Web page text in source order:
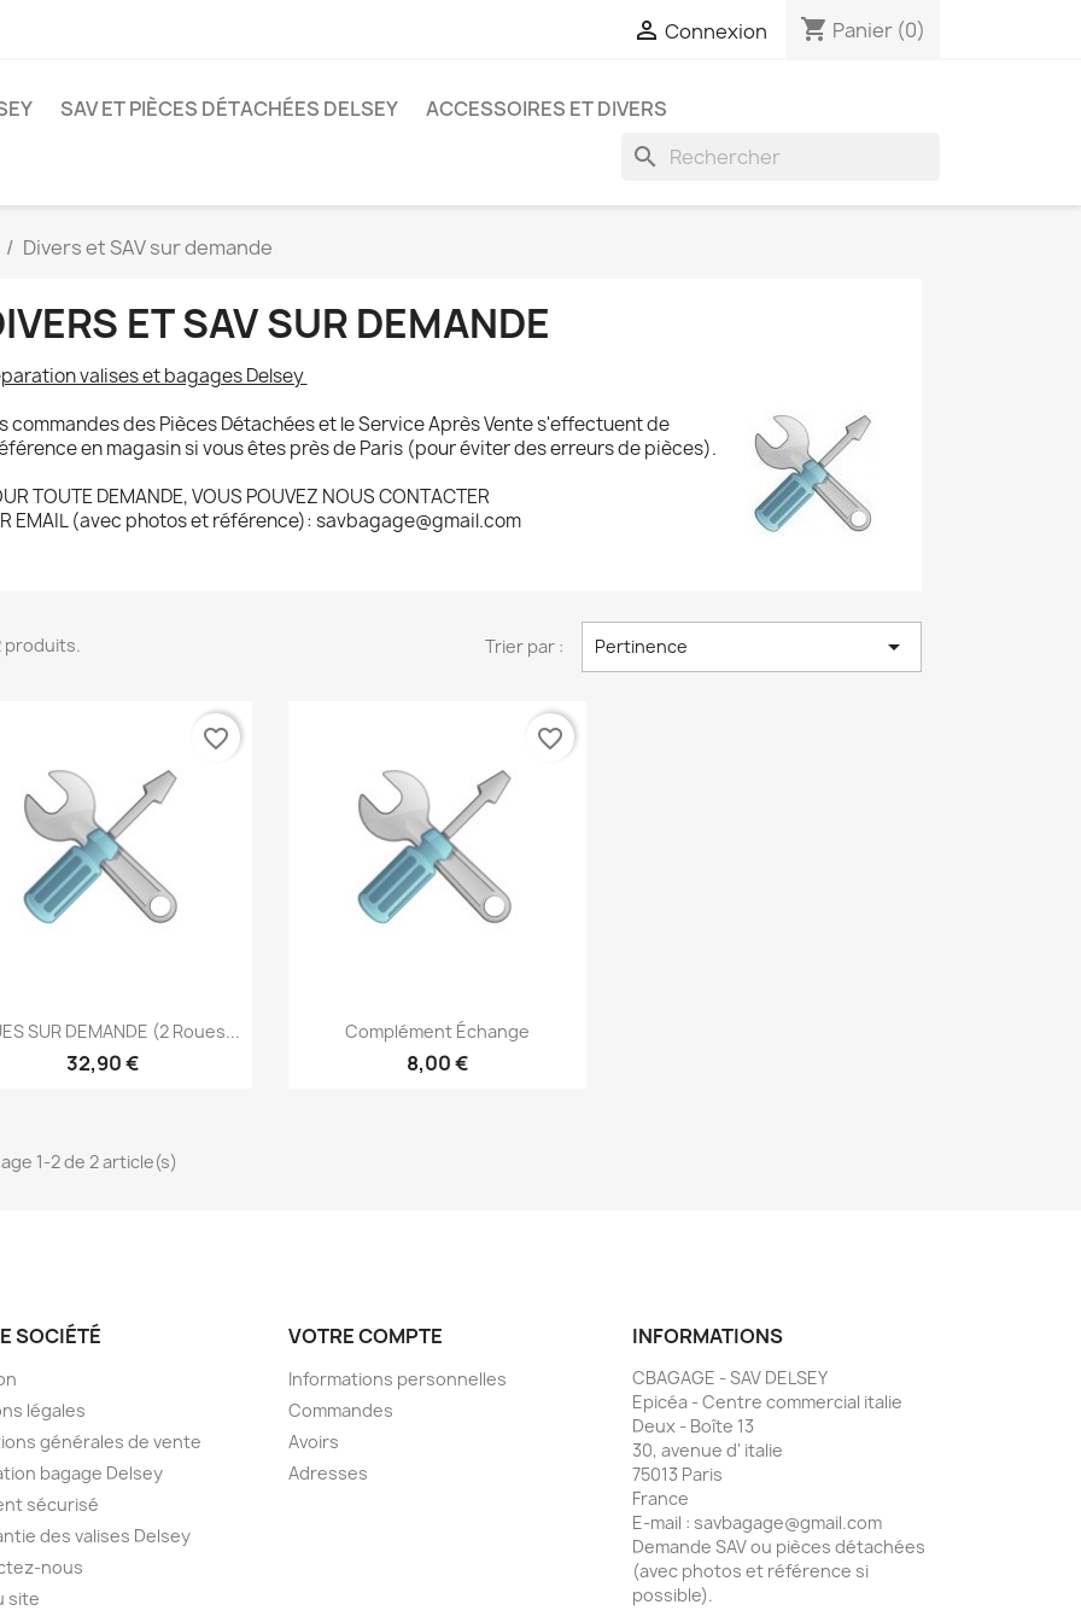
 Connexion shopping_cart Panier (0)
SAV ET PIÈCES DÉTACHÉES DELSEY ACCESSOIRES ET DIVERS
search
Divers et SAV sur demande
ET SAV SUR DEMANDE
valises et bagages Delsey
commandes des Pièces Détachées et le Service Après Vente s'effectuent de
en magasin si vous êtes près de Paris (pour éviter des erreurs de pièces).
TOUTE DEMANDE, VOUS POUVEZ NOUS CONTACTER
EMAIL (avec photos et référence): savbagage@gmail.com
produits. Trier par : Pertinence 
Aperçu rapide
SUR DEMANDE (2 Roues...
32,90 €
favorite_border
Aperçu rapide
Complément Échange
8,00 €
favorite_border
1-2 de 2 article(s)
SOCIÉTÉ
légales
générales de vente
bagage Delsey
sécurisé
des valises Delsey
nous
site
VOTRE COMPTE
Informations personnelles
Commandes
Avoirs
Adresses
INFORMATIONS
CBAGAGE - SAV DELSEY
Epicéa - Centre commercial italie
Deux - Boîte 13
30, avenue d' italie
75013 Paris
France
E-mail : savbagage@gmail.com
Demande SAV ou pièces détachées
(avec photos et référence si
possible).